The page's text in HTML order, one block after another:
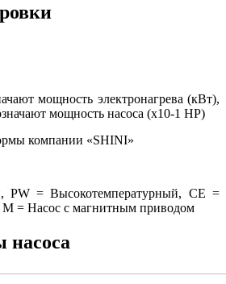
мощность электронагрева (кВт),
мощность насоса (х10-1 НР)
компании «SHINI»
PW = Высокотемпературный, СЕ =
М = Насос с магнитным приводом
насоса